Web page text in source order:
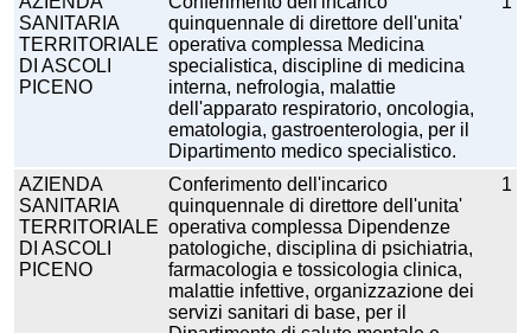
SANITARIA
TERRITORIALE
DI ASCOLI
PICENO
quinquennale di direttore dell'unita'
operativa complessa Medicina
specialistica, discipline di medicina
interna, nefrologia, malattie
dell'apparato respiratorio, oncologia,
ematologia, gastroenterologia, per il
Dipartimento medico specialistico.
AZIENDA
SANITARIA
TERRITORIALE
DI ASCOLI
PICENO
Conferimento dell'incarico
quinquennale di direttore dell'unita'
operativa complessa Dipendenze
patologiche, disciplina di psichiatria,
farmacologia e tossicologia clinica,
malattie infettive, organizzazione dei
servizi sanitari di base, per il
1